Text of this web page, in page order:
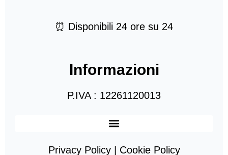
⏰ Disponibili 24 ore su 24
Informazioni
P.IVA : 12261120013
Privacy Policy | Cookie Policy